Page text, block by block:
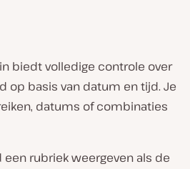
biedt volledige controle over
op basis van datum en tijd. Je
datums of combinaties
rubriek weergeven als de